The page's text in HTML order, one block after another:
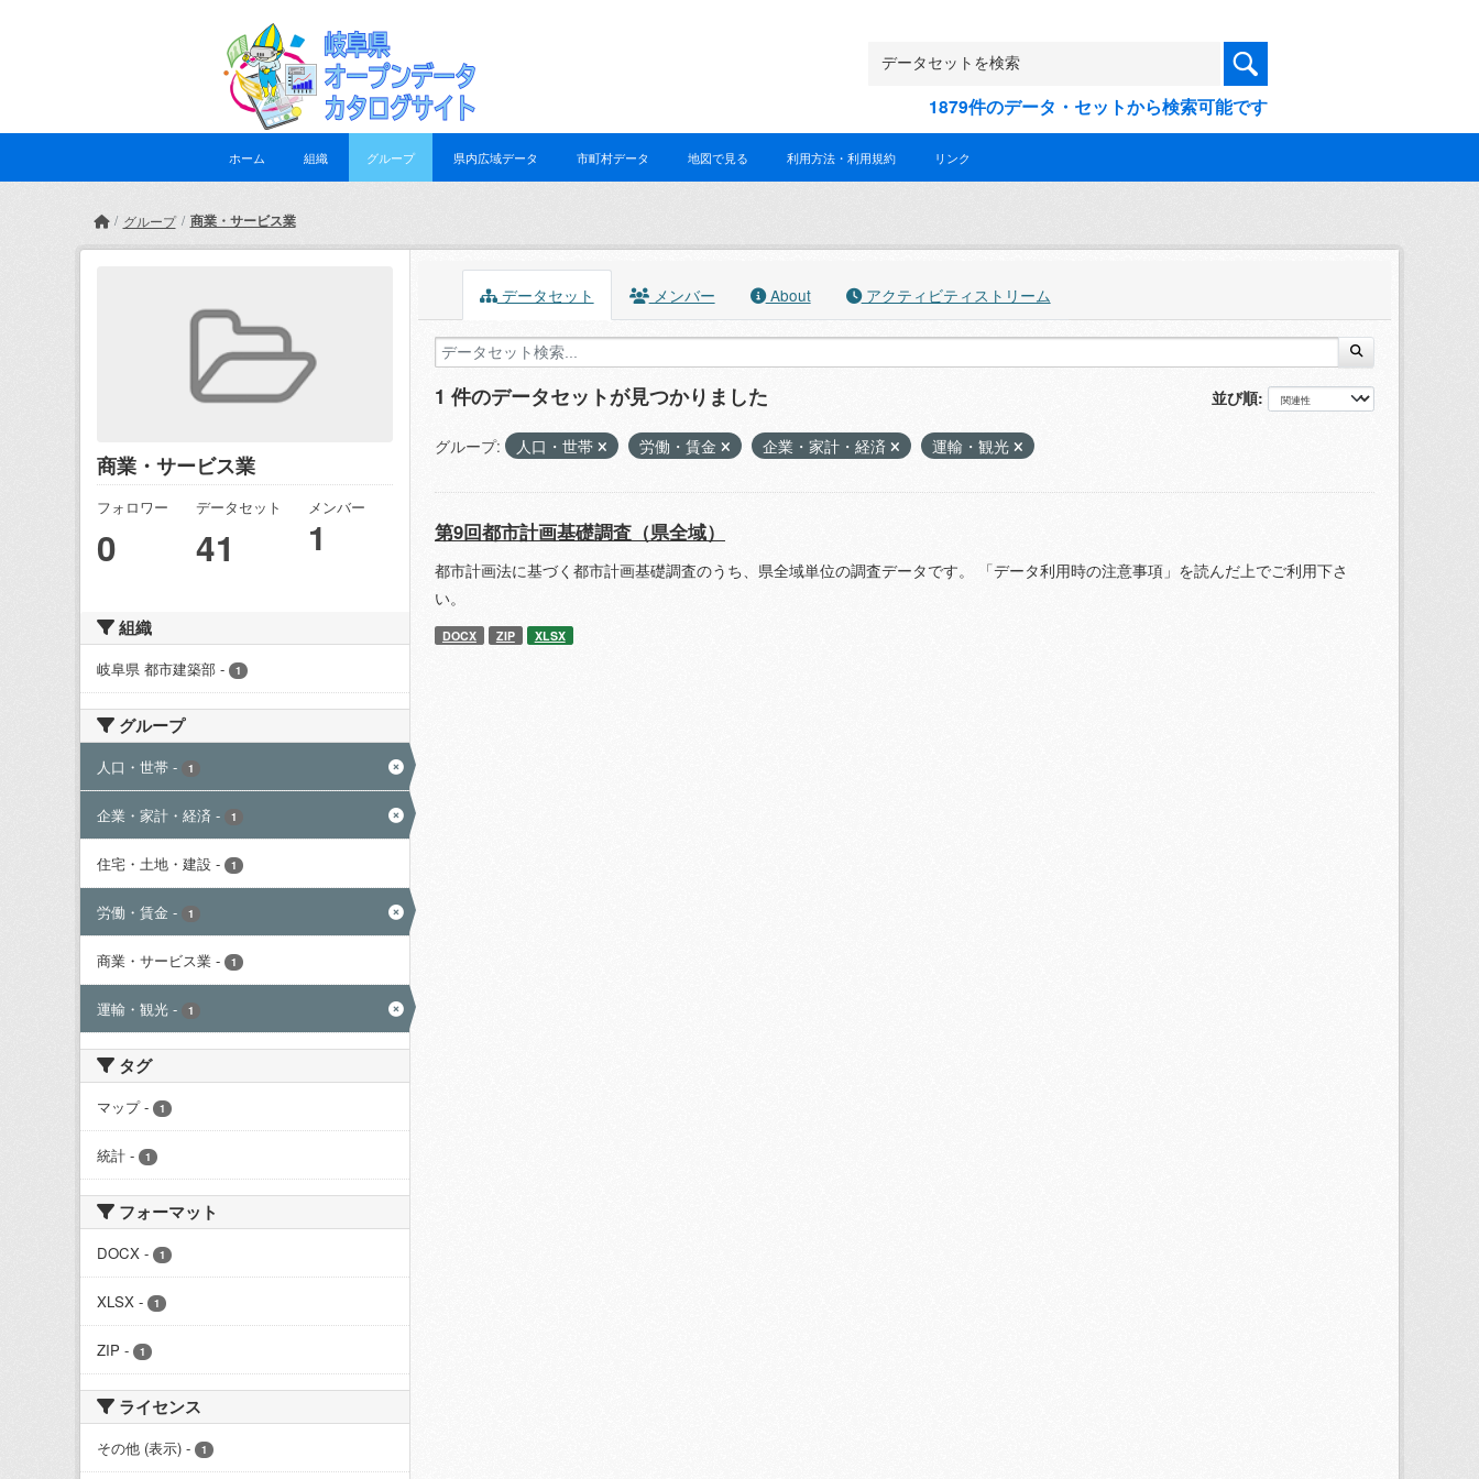
1879件のデータ・セットから検索可能です
ホーム 組織 グループ 県内広域データ 市町村データ 地図で見る 利用方法・利用規約 リンク
グループ 商業・サービス業
商業・サービス業
フォロワー
0
データセット
41
メンバー
1
組織
岐阜県 都市建築部 - 1
グループ
人口・世帯 - 1
企業・家計・経済 - 1
住宅・土地・建設 - 1
労働・賃金 - 1
商業・サービス業 - 1
運輸・観光 - 1
タグ
マップ - 1
統計 - 1
フォーマット
DOCX - 1
XLSX - 1
ZIP - 1
ライセンス
その他 (表示) - 1
データセット メンバー About アクティビティストリーム
並び順
1 件のデータセットが見つかりました
グループ: 人口・世帯 労働・賃金 企業・家計・経済 運輸・観光
第9回都市計画基礎調査（県全域）
都市計画法に基づく都市計画基礎調査のうち、県全域単位の調査データです。 「データ利用時の注意事項」を読んだ上でご利用下さ
い。
DOCX ZIP XLSX